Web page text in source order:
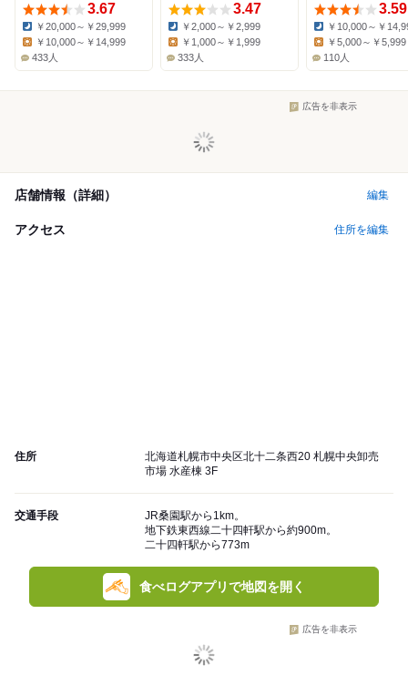
3.67
Dinner:
￥20,000～￥29,999
￥10,000～￥14,999
433人
3.47
Dinner:
￥2,000～￥2,999
￥1,000～￥1,999
333人
3.59
Dinner:
￥10,000～￥
￥5,000～￥5,999
110人
広告を非表示
店舗情報（詳細） 編集
アクセス 住所を編集
住所
北海道札幌市中央区北十二条西20 札幌中央卸売
市場 水産棟 3F
交通手段
JR桑園駅から1km。
地下鉄東西線二十四軒駅から約900m。
二十四軒駅から773m
食べログアプリで地図を開く
広告を非表示